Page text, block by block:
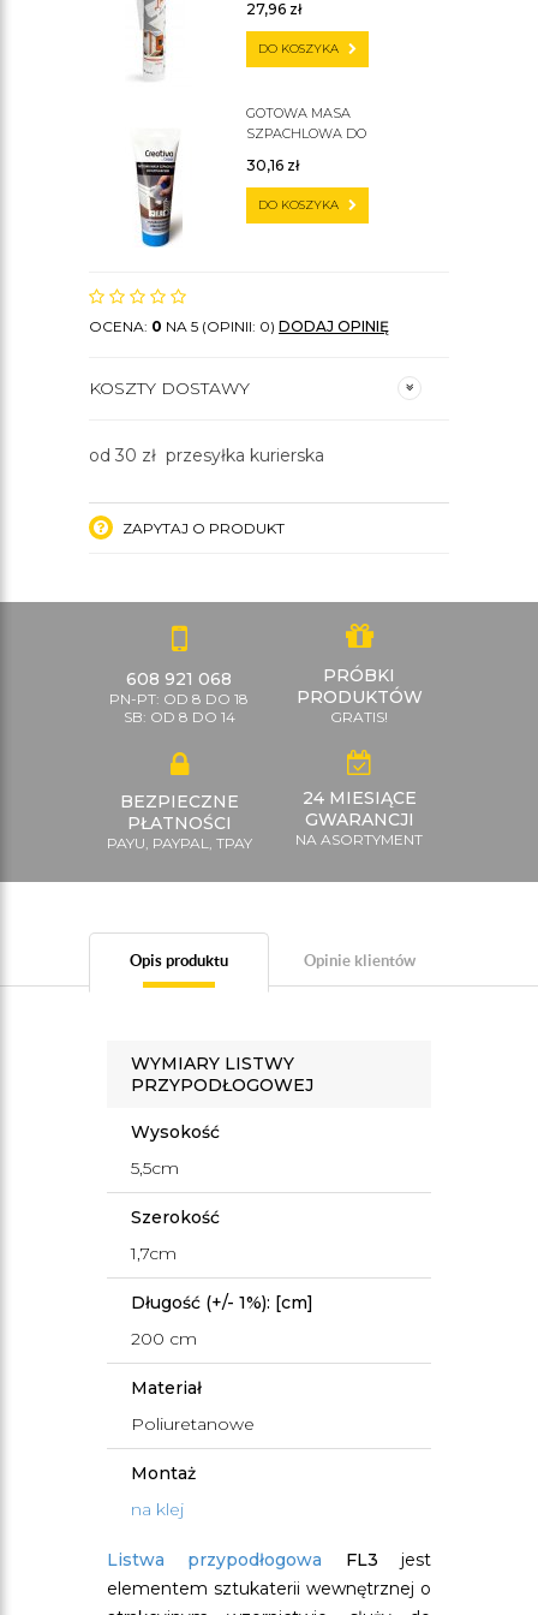
27,96 zł
DO KOSZYKA
GOTOWA MASA
SZPACHLOWA DO
30,16 zł
DO KOSZYKA
OCENA: 0 NA 5 (OPINII: 0) DODAJ OPINIĘ
KOSZTY DOSTAWY
od 30 zł przesyłka kurierska
ZAPYTAJ O PRODUKT
608 921 068
PN-PT: OD 8 DO 18
SB: OD 8 DO 14
PRÓBKI
PRODUKTÓW
GRATIS!
BEZPIECZNE
PŁATNOŚCI
PAYU, PAYPAL, TPAY
24 MIESIĄCE
GWARANCJI
NA ASORTYMENT
Opis produktu Opinie klientów
WYMIARY LISTWY
PRZYPODŁOGOWEJ
Wysokość
5,5cm
Szerokość
1,7cm
Długość (+/- 1%): [cm]
200 cm
Materiał
Poliuretanowe
Montaż
na klej
Listwa przypodłogowa FL3 jest
elementem sztukaterii wewnętrznej o